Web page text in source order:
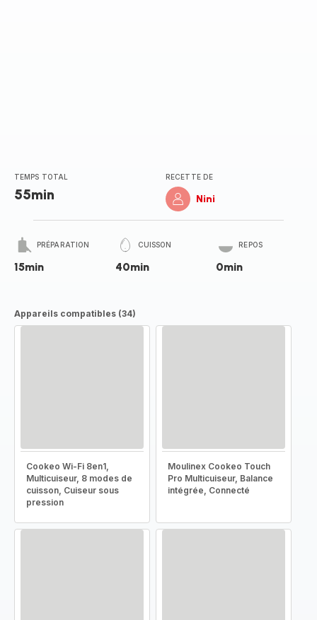
TEMPS TOTAL
55min
RECETTE DE
Nini
PRÉPARATION
15min
CUISSON
40min
REPOS
0min
Appareils compatibles (34)
Cookeo Wi-Fi 8en1,
Multicuiseur, 8 modes de
cuisson, Cuiseur sous
pression
Moulinex Cookeo Touch
Pro Multicuiseur, Balance
intégrée, Connecté